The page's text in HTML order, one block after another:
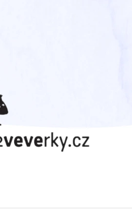
AHOJ DIVOČINO - LÉTO